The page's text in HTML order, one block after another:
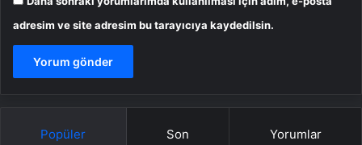
adresim ve site adresim bu tarayıcıya kaydedilsin.
Popüler Son Yorumlar